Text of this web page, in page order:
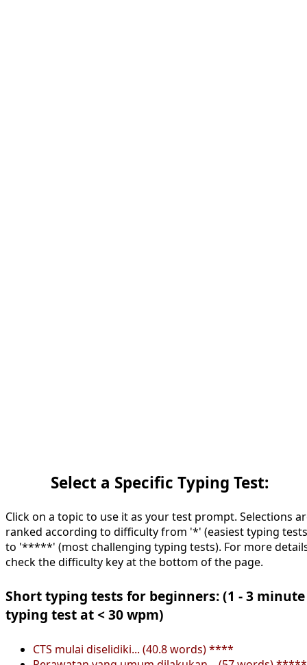
Select a Specific Typing Test:
Click on a topic to use it as your test prompt. Selections
ranked according to difficulty from '*' (easiest typing
to '*****' (most challenging typing tests). For more
check the difficulty key at the bottom of the page.
Short typing tests for beginners: (1 - 3 minute
typing test at < 30 wpm)
CTS mulai diselidiki... (40.8 words) ****